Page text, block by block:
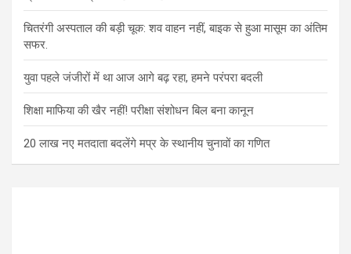
चितरंगी अस्पताल की बड़ी चूक: शव वाहन नहीं, बाइक से हुआ मासूम का अंतिम
सफर.
युवा पहले जंजीरों में था आज आगे बढ़ रहा, हमने परंपरा बदली
शिक्षा माफिया की खैर नहीं! परीक्षा संशोधन बिल बना कानून
20 लाख नए मतदाता बदलेंगे मप्र के स्थानीय चुनावों का गणित